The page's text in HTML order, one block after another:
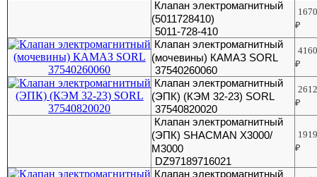
Клапан электромагнитный
(5011728410)
5011-728-410
₽
Клапан электромагнитный
(мочевины) КАМАЗ SORL
37540260060
₽
Клапан электромагнитный
(ЭПК) (КЭМ 32-23) SORL
37540820020
₽
Клапан электромагнитный
(ЭПК) SHACMAN X3000/
M3000
DZ97189716021
₽
Клапан электромагнитный